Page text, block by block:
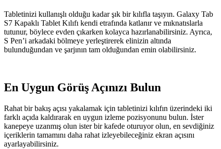
Tabletinizi kullanışlı olduğu kadar şık bir kılıfla taşıyın. Galaxy Tab
S7 Kapaklı Tablet Kılıfı kendi etrafında katlanır ve mıknatıslarla
tutunur, böylece evden çıkarken kolayca hazırlanabilirsiniz. Ayrıca,
S Pen’i arkadaki bölmeye yerleştirerek elinizin altında
bulunduğundan ve şarjının tam olduğundan emin olabilirsiniz.
En Uygun Görüş Açınızı Bulun
Rahat bir bakış açısı yakalamak için tabletinizi kılıfın üzerindeki iki
farklı açıda kaldırarak en uygun izleme pozisyonunu bulun. İster
kanepeye uzanmış olun ister bir kafede oturuyor olun, en sevdiğiniz
içeriklerin tamamını daha rahat izleyebileceğiniz ekran açısını
ayarlayabilirsiniz.